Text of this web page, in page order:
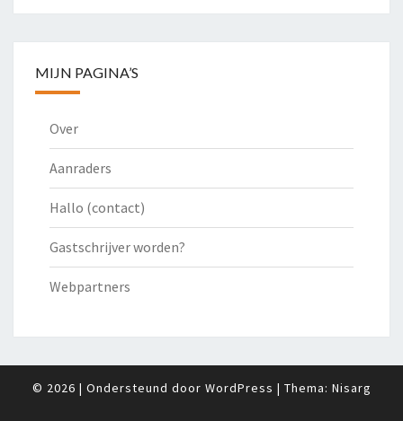
MIJN PAGINA’S
Over
Aanraders
Hallo (contact)
Gastschrijver worden?
Webpartners
© 2026 | Ondersteund door WordPress | Thema: Nisarg